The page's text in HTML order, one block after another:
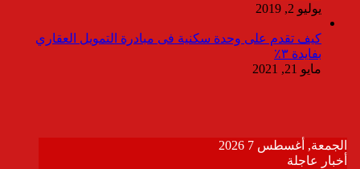
يوليو 2, 2019
كيف تقدم على وحدة سكنية فى مبادرة التمويل العقاري
بفايدة ٣٪
مايو 21, 2021